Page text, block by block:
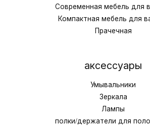
Современная мебель для
Компактная мебель для
Прачечная
аксессуары
Умывальники
Зеркала
Лампы
полки/держатели для